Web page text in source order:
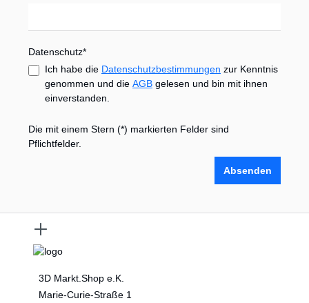
Datenschutz*
Ich habe die Datenschutzbestimmungen zur Kenntnis
genommen und die AGB gelesen und bin mit ihnen
einverstanden.
Die mit einem Stern (*) markierten Felder sind
Pflichtfelder.
Absenden
3D Markt.Shop e.K.
Marie-Curie-Straße 1